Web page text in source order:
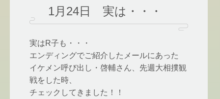
1月24日 実は・・・
実はR子も・・・
エンディングでご紹介したメールにあった
イケメン呼び出し・啓輔さん、先週大相撲観
戦をした時、
チェックしてきました！！